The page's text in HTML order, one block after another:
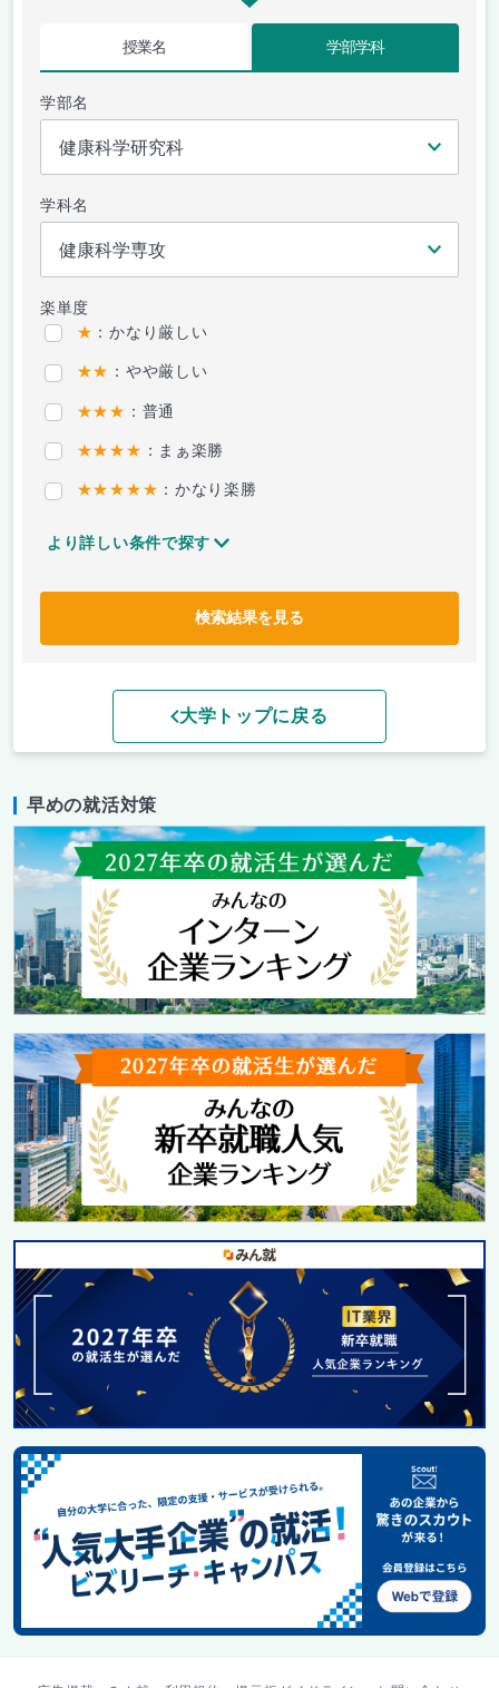
授業名 学部学科
学部名
学科名
楽単度
★ ：かなり厳しい
★★ ：やや厳しい
★★★ ：普通
★★★★ ：まぁ楽勝
★★★★★ ：かなり楽勝
より詳しい条件で探す
検索結果を見る
大学トップに戻る
早めの就活対策